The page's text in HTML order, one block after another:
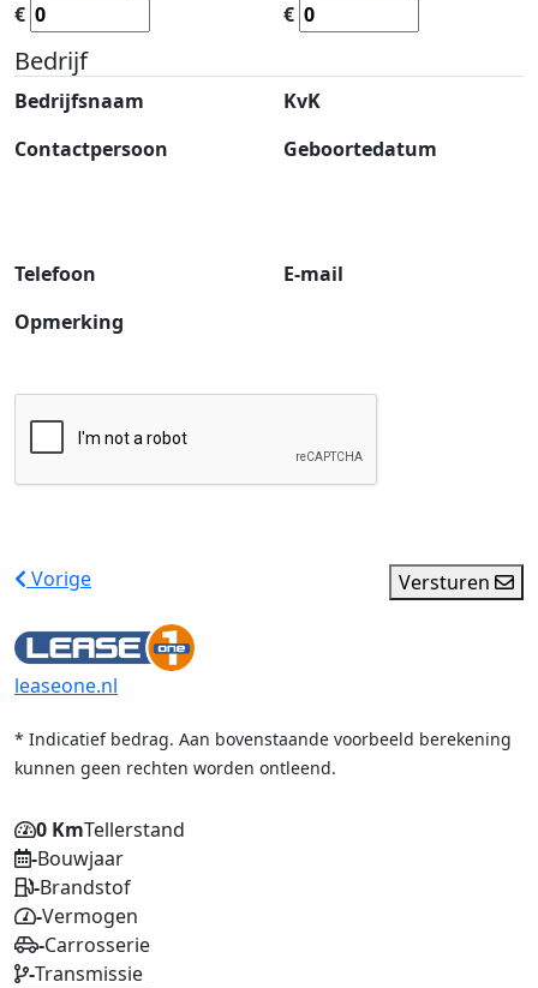
€
€
Bedrijf
Bedrijfsnaam
KvK
Contactpersoon
Geboortedatum
Telefoon
E-mail
Opmerking
leaseone.nl
Vorige Versturen
* Indicatief bedrag. Aan bovenstaande voorbeeld berekening
kunnen geen rechten worden ontleend.
0 KmTellerstand
-Bouwjaar
-Brandstof
-Vermogen
-Carrosserie
-Transmissie